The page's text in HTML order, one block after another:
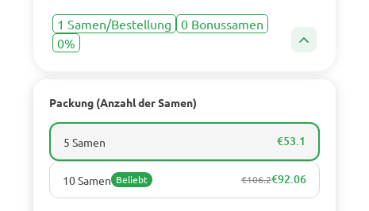
1 Samen/Bestellung
0 Bonussamen
0%
Packung (Anzahl der Samen)
5 Samen €53.1
10 Samen Beliebt €106.2€92.06